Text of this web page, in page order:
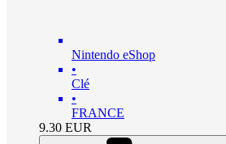
Nintendo eShop
•
Clé
•
FRANCE
9.30 EUR